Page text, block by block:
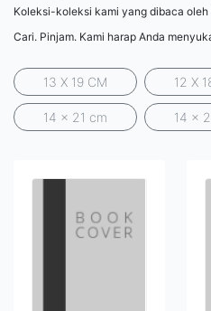
Koleksi-koleksi kami yang dibaca
Cari. Pinjam. Kami harap Anda
13 X 19 CM 12 X
14 x 21 cm 14 x